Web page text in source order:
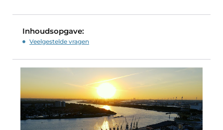
Inhoudsopgave:
Veelgestelde vragen